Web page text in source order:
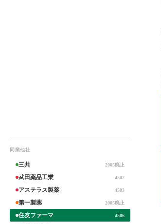
同業他社
三共 2005廃止
武田薬品工業 4502
アステラス製薬 4503
第一製薬 2005廃止
住友ファーマ 4506